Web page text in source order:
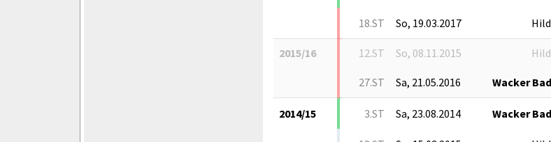
18.ST So, 19.03.2017
2015/16 12.ST So, 08.11.2015
27.ST Sa, 21.05.2016 Wacker
2014/15 3.ST Sa, 23.08.2014 Wacker